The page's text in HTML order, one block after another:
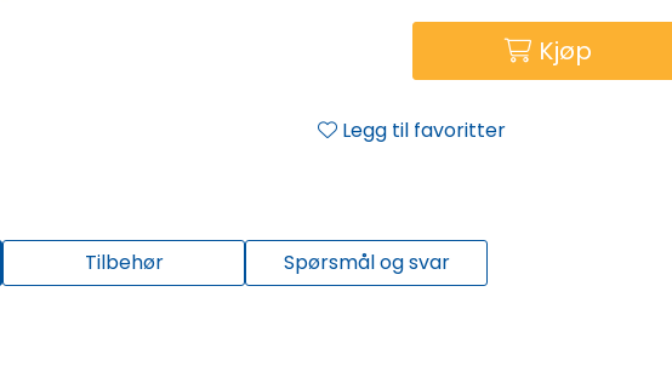
Kjøp
Legg til favoritter
Tilbehør Spørsmål og svar